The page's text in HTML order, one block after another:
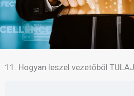
11. Hogyan leszel vezetőből